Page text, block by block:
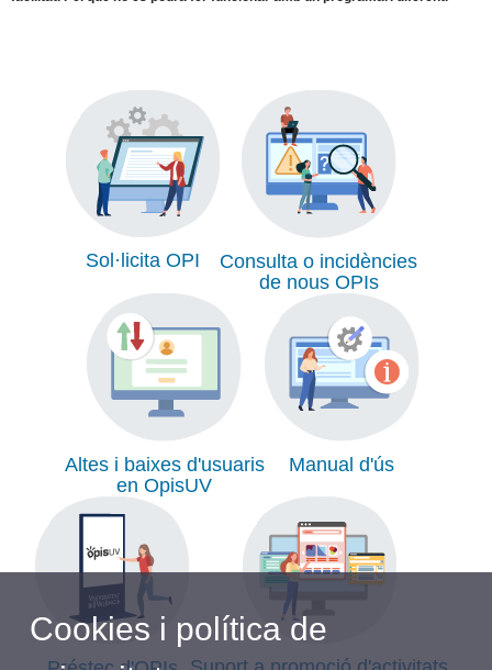
Sol·licita OPI
Consulta o incidències
de nous OPIs
Altes i baixes d'usuaris
en OpisUV
Manual d'ús
Cookies i política de